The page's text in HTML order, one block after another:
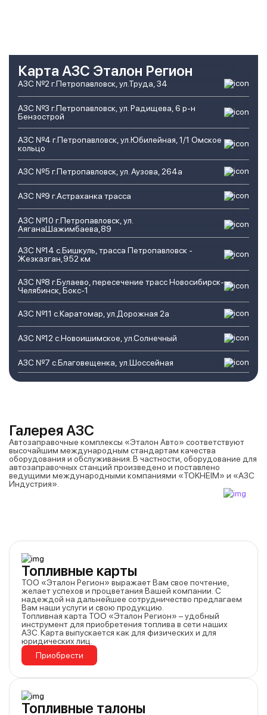
Карта АЗС Эталон Регион
АЗС №2 г.Петропавловск, ул.Труда, 34
АЗС №3 г.Петропавловск, ул. Радищева, 6 р-н
Бензострой
АЗС №4 г.Петропавловск, ул.Юбилейная, 1/1 Омское
кольцо
АЗС №5 г.Петропавловск, ул. Аузова, 264а
АЗС №9 г.Астраханка трасса
АЗС №10 г.Петропавловск, ул.
АяганаШажимбаева,89
АЗС №14 с.Бишкуль, трасса Петропавловск -
Жезказган,952 км
АЗС №8 г.Булаево, пересечение трасс Новосибирск-
Челябинск, Бокс-1
АЗС №11 с.Каратомар, ул.Дорожная 2а
АЗС №12 с.Новоишимское, ул.Солнечный
АЗС №7 с.Благовещенка, ул.Шоссейная
Галерея АЗС
Автозаправочные комплексы «Эталон Авто» соответствуют
высочайшим международным стандартам качества
оборудования и обслуживания. В частности, оборудование для
автозаправочных станций произведено и поставлено
ведущими международными компаниями «TOKHEIM» и «АЗС
Индустрия».
Топливные карты
ТОО «Эталон Регион» выражает Вам свое почтение,
желает успехов и процветания Вашей компании. С
надеждой на дальнейшее сотрудничество предлагаем
Вам наши услуги и свою продукцию.
Топливная карта ТОО «Эталон Регион» – удобный
инструмент для приобретения топлива в сети наших
АЗС. Карта выпускается как для физических и для
юридических лиц.
Приобрести
Топливные талоны